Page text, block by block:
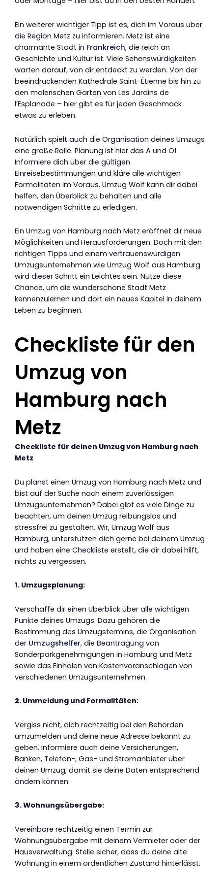
Ein weiterer wichtiger Tipp ist es, dich im Voraus über
die Region Metz zu informieren. Metz ist eine
charmante Stadt in Frankreich, die reich an
Geschichte und Kultur ist. Viele Sehenswürdigkeiten
warten darauf, von dir entdeckt zu werden. Von der
beeindruckenden Kathedrale Saint-Étienne bis hin zu
den malerischen Gärten von Les Jardins de
l’Esplanade – hier gibt es für jeden Geschmack
etwas zu erleben.
Natürlich spielt auch die Organisation deines Umzugs
eine große Rolle. Planung ist hier das A und O!
Informiere dich über die gültigen
Einreisebestimmungen und kläre alle wichtigen
Formalitäten im Voraus. Umzug Wolf kann dir dabei
helfen, den Überblick zu behalten und alle
notwendigen Schritte zu erledigen.
Ein Umzug von Hamburg nach Metz eröffnet dir neue
Möglichkeiten und Herausforderungen. Doch mit den
richtigen Tipps und einem vertrauenswürdigen
Umzugsunternehmen wie Umzug Wolf aus Hamburg
wird dieser Schritt ein Leichtes sein. Nutze diese
Chance, um die wunderschöne Stadt Metz
kennenzulernen und dort ein neues Kapitel in deinem
Leben zu beginnen.
Checkliste für den
Umzug von
Hamburg nach
Metz
Checkliste für deinen Umzug von Hamburg nach
Metz
Du planst einen Umzug von Hamburg nach Metz und
bist auf der Suche nach einem zuverlässigen
Umzugsunternehmen? Dabei gibt es viele Dinge zu
beachten, um deinen Umzug reibungslos und
stressfrei zu gestalten. Wir, Umzug Wolf aus
Hamburg, unterstützen dich gerne bei deinem Umzug
und haben eine Checkliste erstellt, die dir dabei hilft,
nichts zu vergessen.
1. Umzugsplanung:
Verschaffe dir einen Überblick über alle wichtigen
Punkte deines Umzugs. Dazu gehören die
Bestimmung des Umzugstermins, die Organisation
der Umzugshelfer, die Beantragung von
Sonderparkgenehmigungen in Hamburg und Metz
sowie das Einholen von Kostenvoranschlägen von
verschiedenen Umzugsunternehmen.
2. Ummeldung und Formalitäten:
Vergiss nicht, dich rechtzeitig bei den Behörden
umzumelden und deine neue Adresse bekannt zu
geben. Informiere auch deine Versicherungen,
Banken, Telefon-, Gas- und Stromanbieter über
deinen Umzug, damit sie deine Daten entsprechend
ändern können.
3. Wohnungsübergabe:
Vereinbare rechtzeitig einen Termin zur
Wohnungsübergabe mit deinem Vermieter oder der
Hausverwaltung. Stelle sicher, dass du deine alte
Wohnung in einem ordentlichen Zustand hinterlässt.